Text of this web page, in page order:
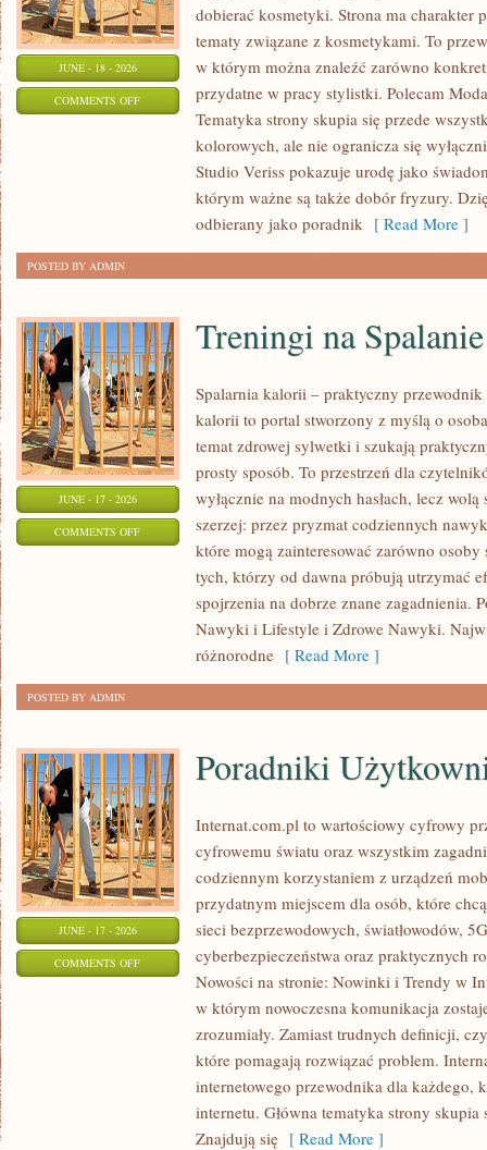
JUNE - 18 - 2026
COMMENTS OFFON
POCZĄTKUJĄCEJ
dobierać kosmetyki. Strona ma charakter
tematy związane z kosmetykami. To
w którym można znaleźć zarówno
przydatne w pracy stylistki. Polecam
Tematyka strony skupia się przede
kolorowych, ale nie ogranicza się
Studio Veriss pokazuje urodę jako
którym ważne są także dobór fryzury.
odbierany jako poradnik [ Read More ]
POSTED BY ADMIN
JUNE - 17 - 2026
COMMENTS OFFON
Treningi na
Spalarnia kalorii – praktyczny
kalorii to portal stworzony z myślą o
temat zdrowej sylwetki i szukają
prosty sposób. To przestrzeń dla
wyłącznie na modnych hasłach, lecz
szerzej: przez pryzmat codziennych
które mogą zainteresować zarówno
tych, którzy od dawna próbują utrzymać
spojrzenia na dobrze znane zagadnienia.
Nawyki i Lifestyle i Zdrowe Nawyki.
różnorodne [ Read More ]
POSTED BY ADMIN
JUNE - 17 - 2026
COMMENTS OFFON
PORADNIKI
UŻYTKOWNIKA
Poradniki
Internat.com.pl to wartościowy cyfrowy
cyfrowemu światu oraz wszystkim
codziennym korzystaniem z urządzeń
przydatnym miejscem dla osób, które
sieci bezprzewodowych, światłowodów,
cyberbezpieczeństwa oraz praktycznych
Nowości na stronie: Nowinki i Trendy w
w którym nowoczesna komunikacja
zrozumiały. Zamiast trudnych definicji,
które pomagają rozwiązać problem.
internetowego przewodnika dla każdego,
internetu. Główna tematyka strony
Znajdują się [ Read More ]